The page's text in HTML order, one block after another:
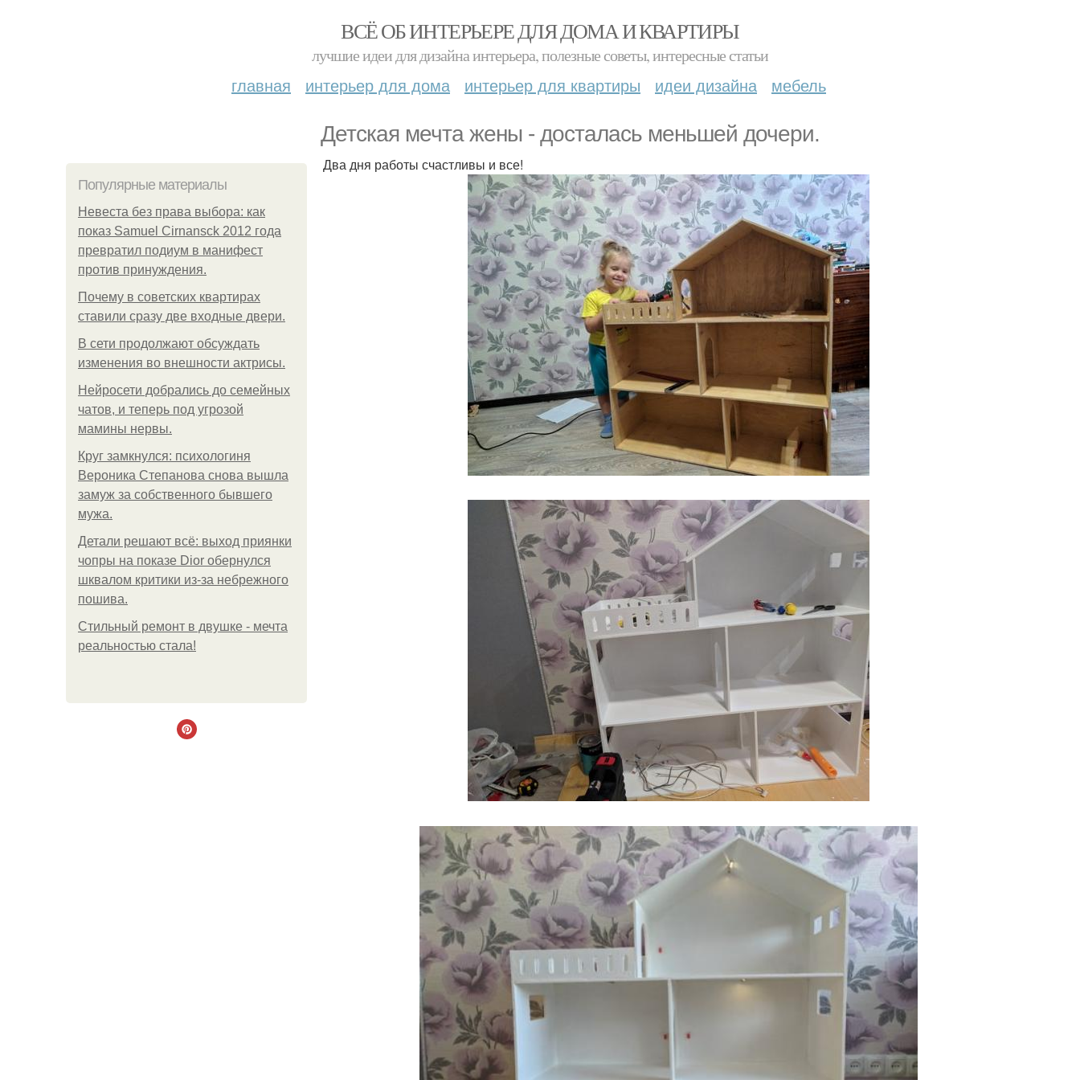
ВСЁ ОБ ИНТЕРЬЕРЕ ДЛЯ ДОМА И КВАРТИРЫ
лучшие идеи для дизайна интерьера, полезные советы, интересные статьи
главная интерьер для дома интерьер для квартиры идеи дизайна мебель
Детская мечта жены - досталась меньшей дочери.
Популярные материалы
Невеста без права выбора: как
показ Samuel Cirnansck 2012 года
превратил подиум в манифест
против принуждения.
Почему в советских квартирах
ставили сразу две входные двери.
В сети продолжают обсуждать
изменения во внешности актрисы.
Нейросети добрались до семейных
чатов, и теперь под угрозой
мамины нервы.
Круг замкнулся: психологиня
Вероника Степанова снова вышла
замуж за собственного бывшего
мужа.
Детали решают всё: выход приянки
чопры на показе Dior обернулся
шквалом критики из-за небрежного
пошива.
Стильный ремонт в двушке - мечта
реальностью стала!
Два дня работы счастливы и все!